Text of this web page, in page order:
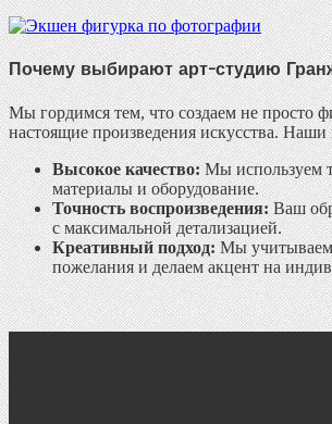
Почему выбирают арт-студию
Мы гордимся тем, что создаем не просто
настоящие произведения искусства.
Высокое качество:Мы используем
материалы и оборудование.
Точность воспроизведения:Ваш
с максимальной детализацией.
Креативный подход:Мы
пожелания и делаем акцент на